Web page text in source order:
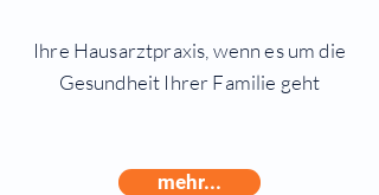
mehr...
Ihre Hausarztpraxis, wenn es um die
Gesundheit Ihrer Familie geht